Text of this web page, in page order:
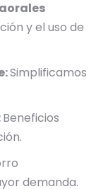
y el uso de
Simplificamos
Beneficios
demanda.